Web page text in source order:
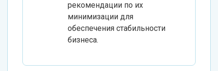
рекомендации по их
минимизации для
обеспечения стабильности
бизнеса.